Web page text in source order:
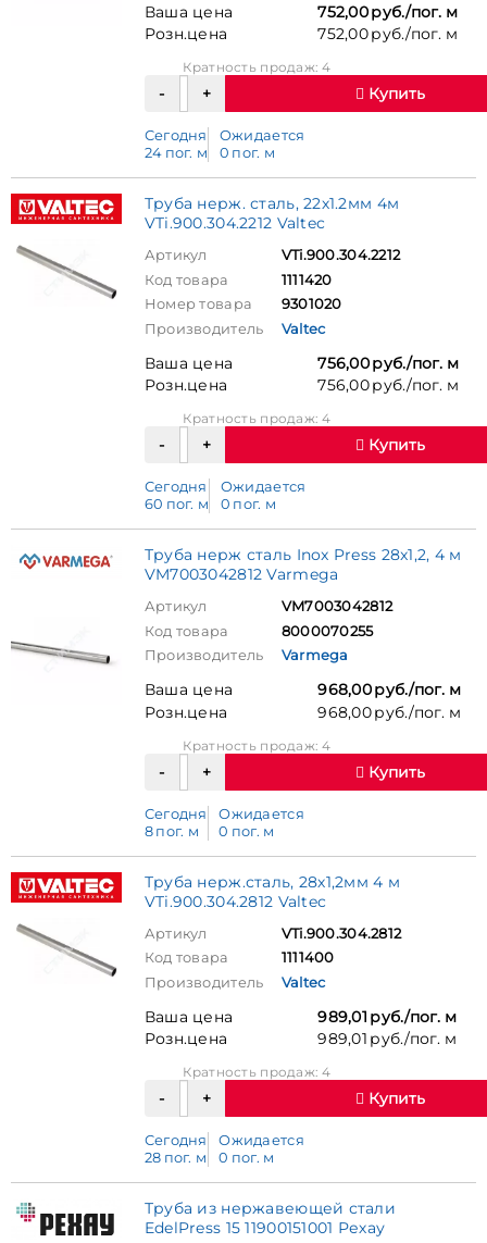
Ваша цена
752,00 руб./пог. м
Розн.цена
752,00 руб./пог. м
Кратность продаж: 4
Купить
Сегодня
24 пог. м
Ожидается
0 пог. м
Труба нерж. сталь, 22х1.2мм 4м
VTi.900.304.2212 Valtec
Артикул
VTi.900.304.2212
Код товара
1111420
Номер товара
9301020
Производитель
Valtec
Ваша цена
756,00 руб./пог. м
Розн.цена
756,00 руб./пог. м
Кратность продаж: 4
Купить
Сегодня
60 пог. м
Ожидается
0 пог. м
Труба нерж сталь Inox Press 28x1,2, 4 м
VM7003042812 Varmega
Артикул
VM7003042812
Код товара
8000070255
Производитель
Varmega
Ваша цена
968,00 руб./пог. м
Розн.цена
968,00 руб./пог. м
Кратность продаж: 4
Купить
Сегодня
8 пог. м
Ожидается
0 пог. м
Труба нерж.сталь, 28х1,2мм 4 м
VTi.900.304.2812 Valtec
Артикул
VTi.900.304.2812
Код товара
1111400
Производитель
Valtec
Ваша цена
989,01 руб./пог. м
Розн.цена
989,01 руб./пог. м
Кратность продаж: 4
Купить
Сегодня
28 пог. м
Ожидается
0 пог. м
Труба из нержавеющей стали
EdelPress 15 11900151001 Рехау